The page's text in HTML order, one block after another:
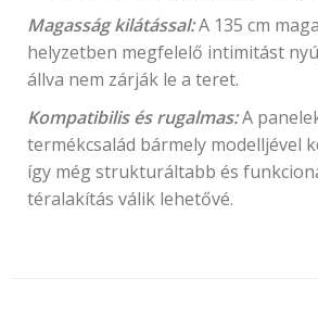
Magasság kilátással:A 135 cm
helyzetben megfelelő intimitást
állva nem zárják le a teret.
Kompatibilis és rugalmas:A
termékcsalád bármely modelljével
így még strukturáltabb és
téralakítás válik lehetővé.